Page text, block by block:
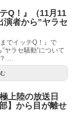
Q！』（11月11
演者から”ヤラセ
でイッテQ！』で
ヤラセ騒動”について
...
上陸の放送日
】から目が離せ